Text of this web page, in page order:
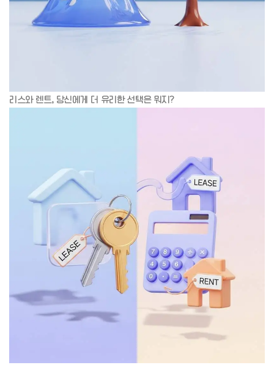
리스와 렌트, 당신에게 더 유리한 선택은 뭐지?